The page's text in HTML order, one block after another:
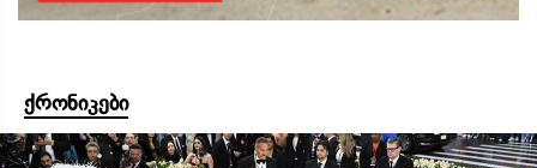
ქრონიკები